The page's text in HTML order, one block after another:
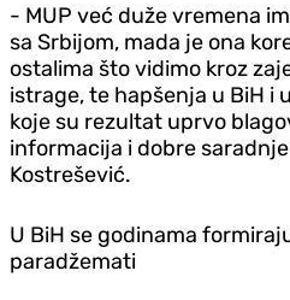
- MUP već duže vremena
sa Srbijom, mada je ona
ostalima što vidimo kroz
istrage, te hapšenja u BiH i
koje su rezultat uprvo
informacija i dobre
Kostrešević.
U BiH se godinama
paradžemati